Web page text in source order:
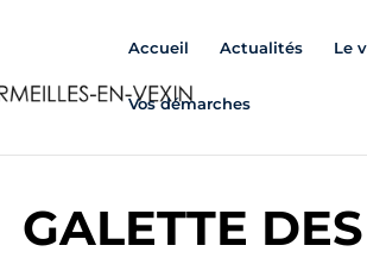
Accueil Actualités Le
Vos démarches
GALETTE